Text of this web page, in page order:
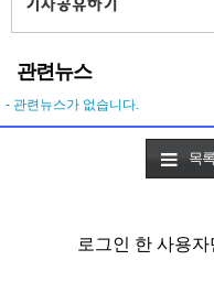
관련뉴스
- 관련뉴스가 없습니다.
목
로그인 한 사용